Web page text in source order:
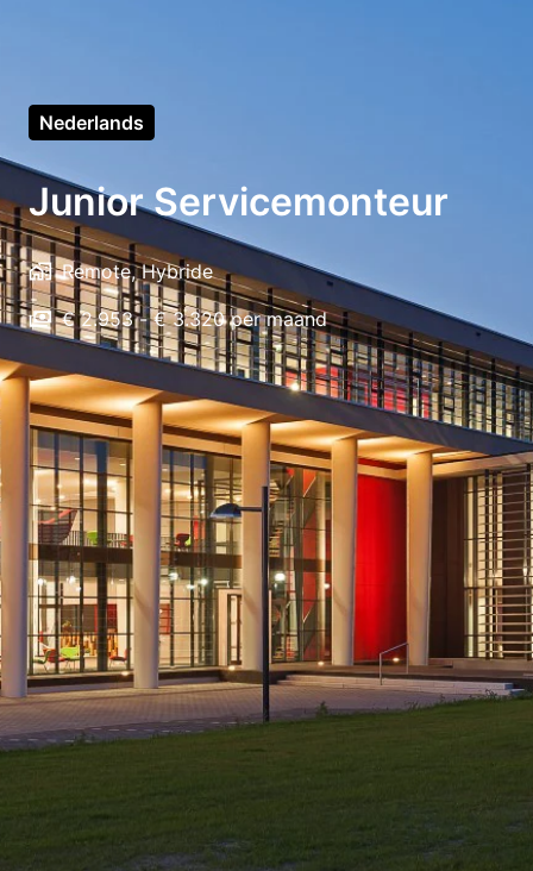
Nederlands
Junior Servicemonteur
Remote, Hybride
€ 2.953 - € 3.320 per maand